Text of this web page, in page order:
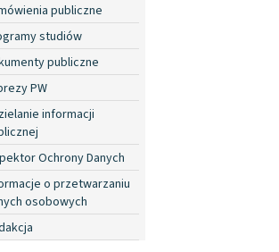
publiczne
studiów
publiczne
PW
informacji
Ochrony Danych
o przetwarzaniu
osobowych